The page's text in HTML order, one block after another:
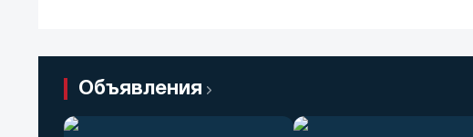
Объявления